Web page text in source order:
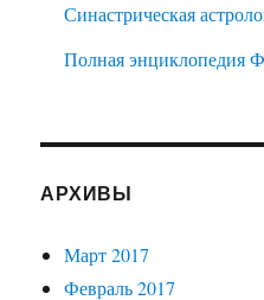
Синастрическая
Полная энциклопедия
АРХИВЫ
Март 2017
Февраль 2017